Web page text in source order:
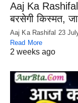
Aaj Ka
बरसेगी किस्मत,
Aaj Ka Rashifal 23
Read More
2 weeks ago